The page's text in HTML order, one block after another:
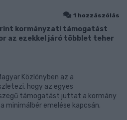
1 hozzászólás
kormányzati támogatást
az ezekkel járó többlet teher
Közlönyben az a
hogy az egyes
támogatást juttat a kormány
minimálbér emelése kapcsán.